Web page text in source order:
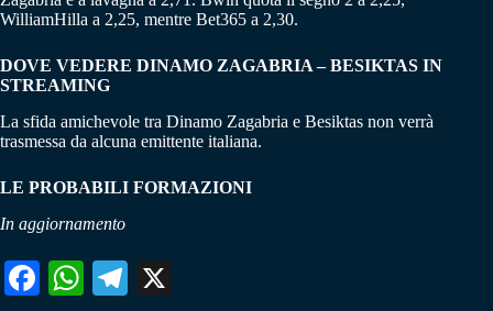
WilliamHilla a 2,25, mentre Bet365 a 2,30.
DOVE VEDERE DINAMO ZAGABRIA – BESIKTAS IN
STREAMING
La sfida amichevole tra Dinamo Zagabria e Besiktas non verrà
trasmessa da alcuna emittente italiana.
LE PROBABILI FORMAZIONI
In aggiornamento
Fa W
Te